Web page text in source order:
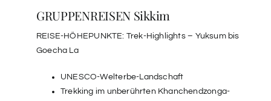
Feedback
GRUPPENREISEN Sikkim
REISE-HÖHEPUNKTE: Trek-Highlights – Yuksum bis
Goecha La
UNESCO-Welterbe-Landschaft
Trekking im unberührten Khanchendzonga-